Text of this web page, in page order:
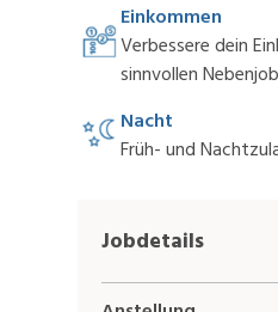
Einkommen
Verbessere dein
sinnvollen Nebenjob
Nacht
Früh- und
Jobdetails